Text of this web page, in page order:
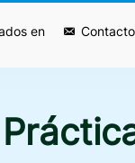
en
Contacto